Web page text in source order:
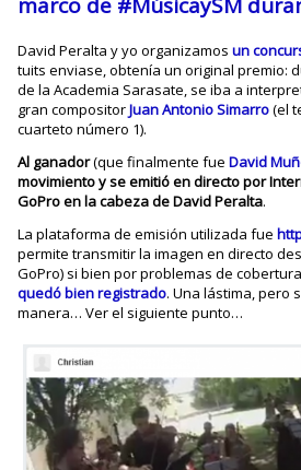
David Peralta y yo organizamosun
tuits enviase, obtenía un original premio:
de la Academia Sarasate, se iba a
gran compositorJuan Antonio Simarro(el
cuarteto número 1).
Al ganador(que finalmente fueDavid
movimiento y se emitió en directo por
GoPro en la cabeza de David Peralta.
La plataforma de emisión utilizada fue
permite transmitir la imagen en directo
GoPro) si bien por problemas de
quedó bien registrado. Una lástima, pero
manera… Ver el siguiente punto…